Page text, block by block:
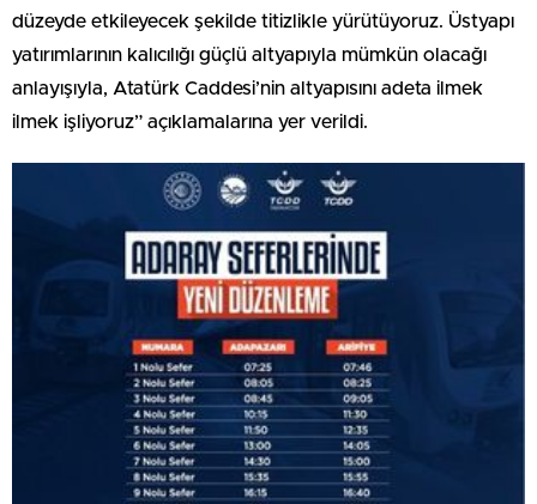
düzeyde etkileyecek şekilde titizlikle yürütüyoruz. Üstyapı
yatırımlarının kalıcılığı güçlü altyapıyla mümkün olacağı
anlayışıyla, Atatürk Caddesi’nin altyapısını adeta ilmek
ilmek işliyoruz” açıklamalarına yer verildi.